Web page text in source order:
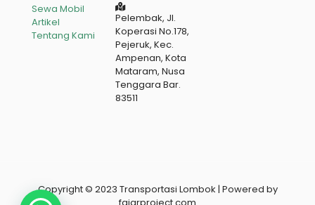
Sewa Mobil
Artikel
Tentang Kami
Pelembak, Jl.
Koperasi No.178,
Pejeruk, Kec.
Ampenan, Kota
Mataram, Nusa
Tenggara Bar.
83511
Copyright © 2023 Transportasi Lombok | Powered by